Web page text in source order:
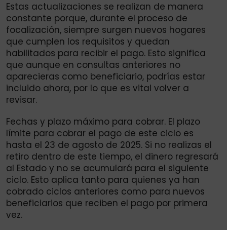
Estas actualizaciones se realizan de manera
constante porque, durante el proceso de
focalización, siempre surgen nuevos hogares
que cumplen los requisitos y quedan
habilitados para recibir el pago. Esto significa
que aunque en consultas anteriores no
aparecieras como beneficiario, podrías estar
incluido ahora, por lo que es vital volver a
revisar.
Fechas y plazo máximo para cobrar. El plazo
límite para cobrar el pago de este ciclo es
hasta el 23 de agosto de 2025. Si no realizas el
retiro dentro de este tiempo, el dinero regresará
al Estado y no se acumulará para el siguiente
ciclo. Esto aplica tanto para quienes ya han
cobrado ciclos anteriores como para nuevos
beneficiarios que reciben el pago por primera
vez.